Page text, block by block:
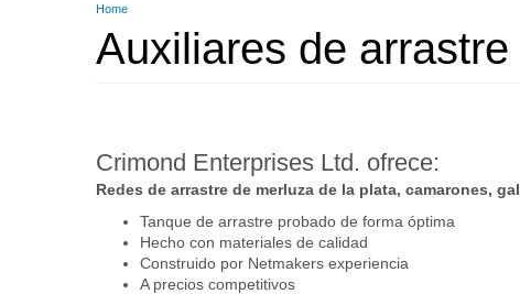
Usted
está
aquí
Home
Auxiliares de arrastre
Crimond Enterprises Ltd. ofrece:
Redes de arrastre de merluza de la plata, camarones,
Tanque de arrastre probado de forma óptima
Hecho con materiales de calidad
Construido por Netmakers experiencia
A precios competitivos